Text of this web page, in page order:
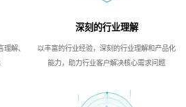
解、
深刻的行业理解
以丰富的行业经验，深刻的行业理解和产品化
能力，助力行业客户解决核心需求问题